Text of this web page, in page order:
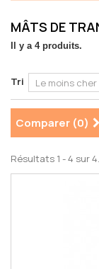
MÂTS DE
Il y a 4 produits.
Tri
Comparer (0)
Résultats 1 - 4 sur 4.